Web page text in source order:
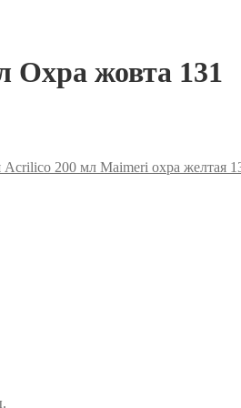
Охра жовта 131
Acrilico 200 мл Maimeri охра желтая